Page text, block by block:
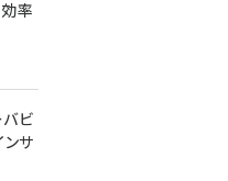
率
ビ
サ